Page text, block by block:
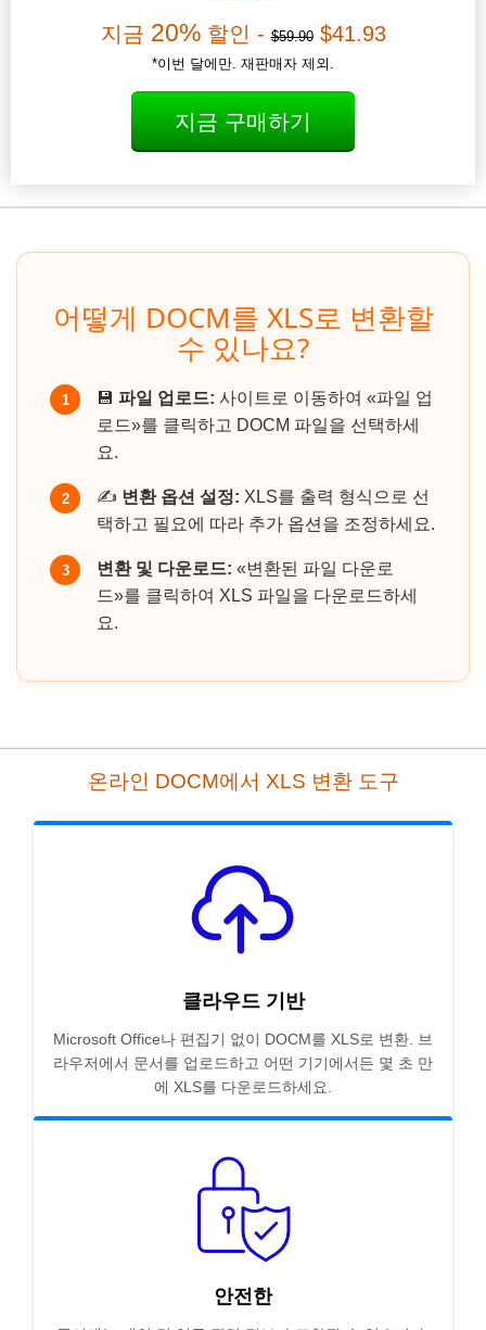
지금 20%할인 -$59.90$41.93
*이번 달에만. 재판매자 제외.
지금 구매하기
어떻게 DOCM를 XLS로 변환할
수 있나요?
1 💾 파일 업로드: 사이트로 이동하여 «파일 업
로드»를 클릭하고 DOCM 파일을 선택하세
요.
2 ✍️ 변환 옵션 설정: XLS를 출력 형식으로 선
택하고 필요에 따라 추가 옵션을 조정하세요.
3 변환 및 다운로드: «변환된 파일 다운로
드»를 클릭하여 XLS 파일을 다운로드하세
요.
온라인 DOCM에서 XLS 변환 도구
클라우드 기반
Microsoft Office나 편집기 없이 DOCM를 XLS로 변환. 브
라우저에서 문서를 업로드하고 어떤 기기에서든 몇 초 만
에 XLS를 다운로드하세요.
안전한